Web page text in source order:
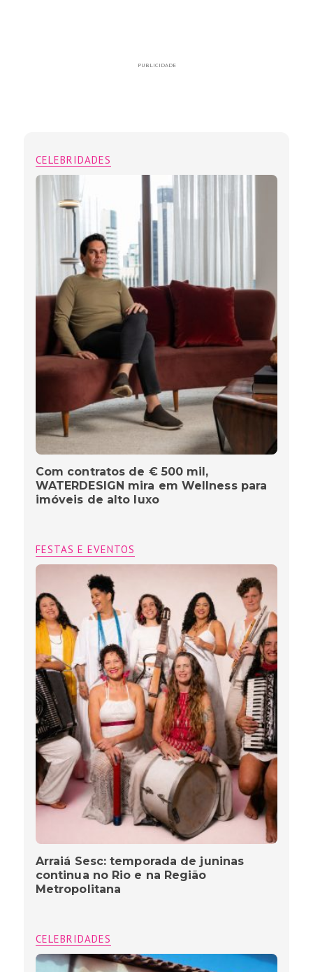
PUBLICIDADE
CELEBRIDADES
Com contratos de € 500 mil,
WATERDESIGN mira em Wellness para
imóveis de alto luxo
FESTAS E EVENTOS
Arraiá Sesc: temporada de juninas
continua no Rio e na Região
Metropolitana
CELEBRIDADES